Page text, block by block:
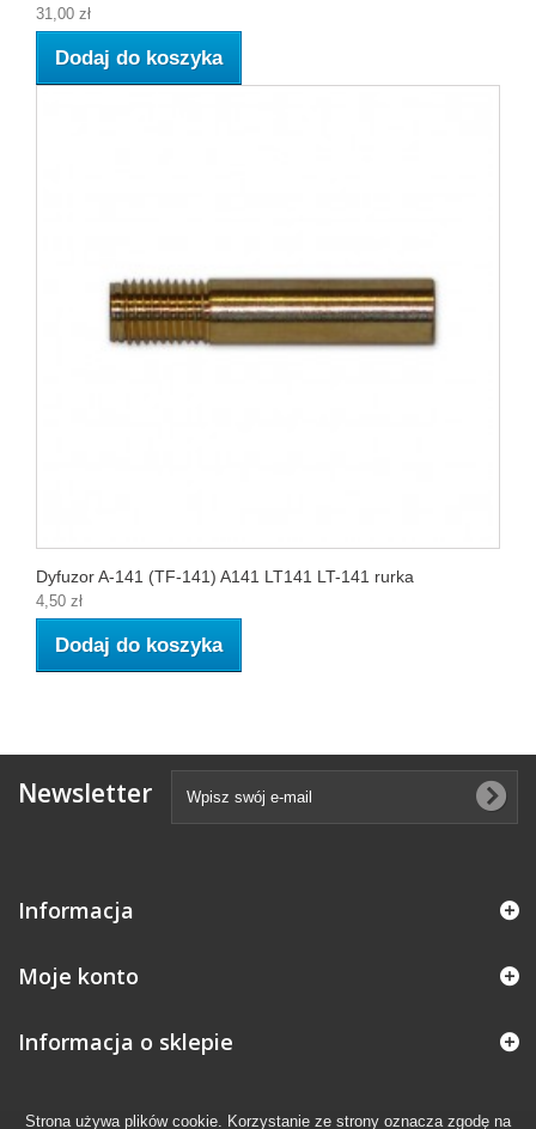
Strona używa plików cookie. Korzystanie ze strony oznacza zgodę na
31,00 zł
Dodaj do koszyka
Dyfuzor A-141 (TF-141) A141 LT141 LT-141 rurka
4,50 zł
Dodaj do koszyka
Newsletter
Informacja
Moje konto
Informacja o sklepie